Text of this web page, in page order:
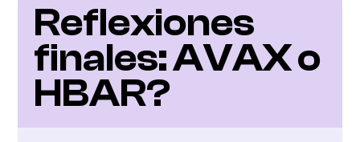
Reflexiones
finales: AVAX o
HBAR?